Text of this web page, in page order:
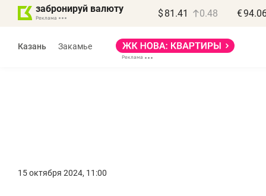
забронируй валюту $ 81.41 0.48 €
Казань Закамье
15 октября 2024, 11:00